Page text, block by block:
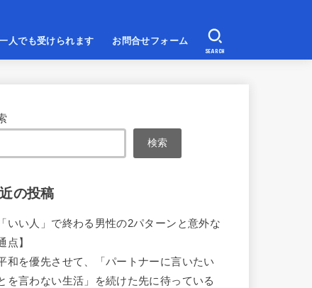
人でも受けられます お問合せフォーム
SEARCH
検索
の投稿
「いい人」で終わる男性の2パターンと意外な
点】
平和を優先させて、「パートナーに言いたい
を言わない生活」を続けた先に待っている